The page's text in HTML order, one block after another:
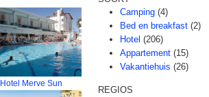
Hotel Merve Sun
Camping (4)
Bed en breakfast (2)
Hotel (206)
Appartement (15)
Vakantiehuis (26)
REGIOS